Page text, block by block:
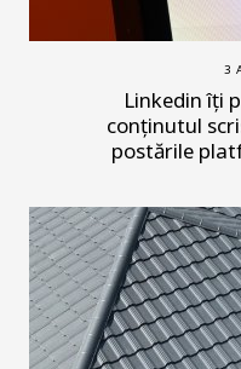
3
Linkedin îți
conținutul
postările